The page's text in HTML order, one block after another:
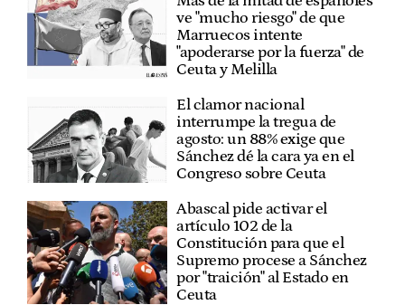
ve "mucho riesgo" de que
Marruecos intente
"apoderarse por la fuerza" de
Ceuta y Melilla
El clamor nacional
interrumpe la tregua de
agosto: un 88% exige que
Sánchez dé la cara ya en el
Congreso sobre Ceuta
Abascal pide activar el
artículo 102 de la
Constitución para que el
Supremo procese a Sánchez
por "traición" al Estado en
Ceuta